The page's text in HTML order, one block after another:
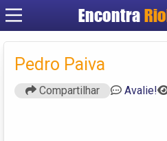
Encontra
Pedro Paiva
Compartilhar Avalie!